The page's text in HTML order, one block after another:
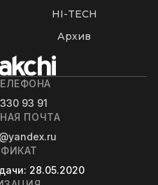
HI-TECH
Архив
93 91
ПОЧТА
: 28.05.2020